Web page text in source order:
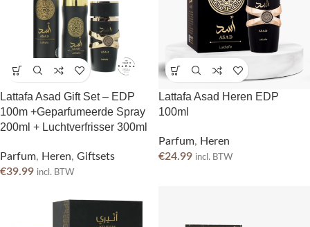
Lattafa Asad Gift Set – EDP
100m +Geparfumeerde Spray
200ml + Luchtverfrisser 300ml
Parfum, Heren, Giftsets
€39.99 incl. BTW
Lattafa Asad Heren EDP
100ml
Parfum, Heren
€24.99 incl. BTW